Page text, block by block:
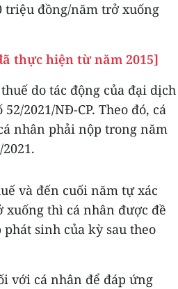
triệu đồng/năm trở xuống
thực hiện từ năm 2015]
do tác động của đại dịch
2021/NĐ-CP. Theo đó, cá
nhân phải nộp trong năm
và đến cuối năm tự xác
thì cá nhân được đề
sinh của kỳ sau theo
với cá nhân để đáp ứng